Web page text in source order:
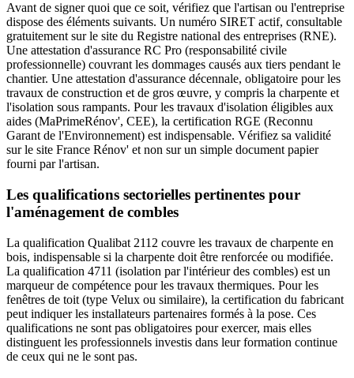
Avant de signer quoi que ce soit, vérifiez que l'artisan ou l'entreprise
dispose des éléments suivants. Un numéro SIRET actif, consultable
gratuitement sur le site du Registre national des entreprises (RNE).
Une attestation d'assurance RC Pro (responsabilité civile
professionnelle) couvrant les dommages causés aux tiers pendant le
chantier. Une attestation d'assurance décennale, obligatoire pour les
travaux de construction et de gros œuvre, y compris la charpente et
l'isolation sous rampants. Pour les travaux d'isolation éligibles aux
aides (MaPrimeRénov', CEE), la certification RGE (Reconnu
Garant de l'Environnement) est indispensable. Vérifiez sa validité
sur le site France Rénov' et non sur un simple document papier
fourni par l'artisan.
Les qualifications sectorielles pertinentes pour
l'aménagement de combles
La qualification Qualibat 2112 couvre les travaux de charpente en
bois, indispensable si la charpente doit être renforcée ou modifiée.
La qualification 4711 (isolation par l'intérieur des combles) est un
marqueur de compétence pour les travaux thermiques. Pour les
fenêtres de toit (type Velux ou similaire), la certification du fabricant
peut indiquer les installateurs partenaires formés à la pose. Ces
qualifications ne sont pas obligatoires pour exercer, mais elles
distinguent les professionnels investis dans leur formation continue
de ceux qui ne le sont pas.